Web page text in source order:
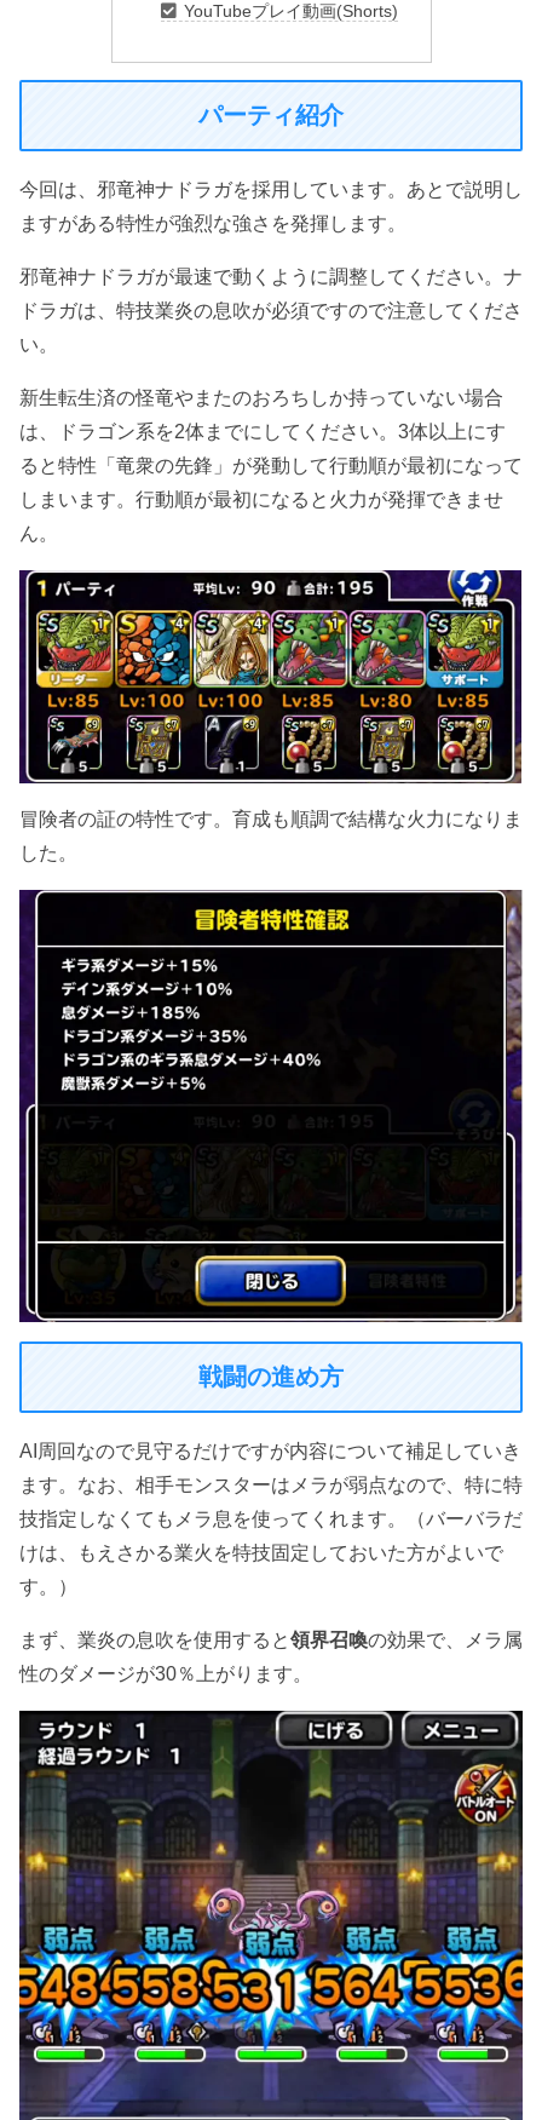
YouTubeプレイ動画(Shorts)
パーティ紹介
今回は、邪竜神ナドラガを採用しています。あとで説明し
ますがある特性が強烈な強さを発揮します。
邪竜神ナドラガが最速で動くように調整してください。ナ
ドラガは、特技業炎の息吹が必須ですので注意してくださ
い。
新生転生済の怪竜やまたのおろちしか持っていない場合
は、ドラゴン系を2体までにしてください。3体以上にす
ると特性「竜衆の先鋒」が発動して行動順が最初になって
しまいます。行動順が最初になると火力が発揮できませ
ん。
冒険者の証の特性です。育成も順調で結構な火力になりま
した。
戦闘の進め方
AI周回なので見守るだけですが内容について補足していき
ます。なお、相手モンスターはメラが弱点なので、特に特
技指定しなくてもメラ息を使ってくれます。（バーバラだ
けは、もえさかる業火を特技固定しておいた方がよいで
す。）
まず、業炎の息吹を使用すると領界召喚の効果で、メラ属
性のダメージが30％上がります。